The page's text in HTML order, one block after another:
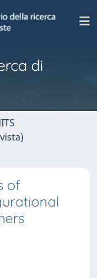
di
of